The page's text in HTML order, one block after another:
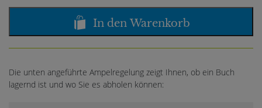
In den Warenkorb
Die unten angeführte Ampelregelung zeigt Ihnen, ob ein Buch
lagernd ist und wo Sie es abholen können: